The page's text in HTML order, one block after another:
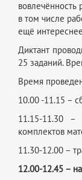
вовлечённость
в том числе
ещё
Диктант
25 заданий.
Время
10.00 -11.15 –
11.15-11.30 –
комплектов
11.30-12.00 –
12.00-12.45 –